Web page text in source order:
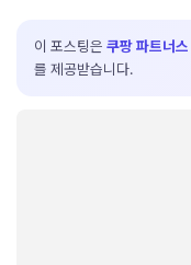
이 포스팅은 쿠팡 파트너스
를 제공받습니다.